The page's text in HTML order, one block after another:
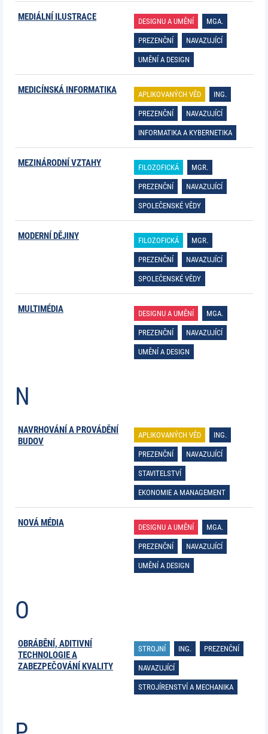
MEDIÁLNÍ ILUSTRACE DESIGNU A UMĚNÍ MGA.
PREZENČNÍ NAVAZUJÍCÍ
UMĚNÍ A DESIGN
MEDICÍNSKÁ INFORMATIKA APLIKOVANÝCH VĚD ING.
PREZENČNÍ NAVAZUJÍCÍ
INFORMATIKA A KYBERNETIKA
MEZINÁRODNÍ VZTAHY FILOZOFICKÁ MGR.
PREZENČNÍ NAVAZUJÍCÍ
SPOLEČENSKÉ VĚDY
MODERNÍ DĚJINY FILOZOFICKÁ MGR.
PREZENČNÍ NAVAZUJÍCÍ
SPOLEČENSKÉ VĚDY
MULTIMÉDIA DESIGNU A UMĚNÍ MGA.
PREZENČNÍ NAVAZUJÍCÍ
UMĚNÍ A DESIGN
N
NAVRHOVÁNÍ A PROVÁDĚNÍ
BUDOV
APLIKOVANÝCH VĚD ING.
PREZENČNÍ NAVAZUJÍCÍ
STAVITELSTVÍ
EKONOMIE A MANAGEMENT
NOVÁ MÉDIA DESIGNU A UMĚNÍ MGA.
PREZENČNÍ NAVAZUJÍCÍ
UMĚNÍ A DESIGN
O
OBRÁBĚNÍ, ADITIVNÍ
TECHNOLOGIE A
ZABEZPEČOVÁNÍ KVALITY
STROJNÍ ING. PREZENČNÍ
NAVAZUJÍCÍ
STROJÍRENSTVÍ A MECHANIKA